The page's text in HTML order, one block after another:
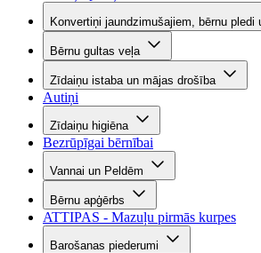
Konvertiņi jaundzimušajiem, bērnu pledi
Bērnu gultas veļa
Zīdaiņu istaba un mājas drošība
Autiņi
Zīdaiņu higiēna
Bezrūpīgai bērnībai
Vannai un Peldēm
Bērnu apģērbs
ATTIPAS - Mazuļu pirmās kurpes
Barošanas piederumi